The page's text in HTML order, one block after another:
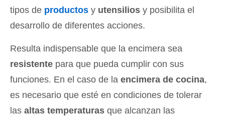
tipos de productos y utensilios y posibilita el
desarrollo de diferentes acciones.
Resulta indispensable que la encimera sea
resistente para que pueda cumplir con sus
funciones. En el caso de la encimera de cocina,
es necesario que esté en condiciones de tolerar
las altas temperaturas que alcanzan las